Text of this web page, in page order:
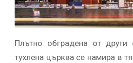
Плътно обградена от други
тухлена църква се намира в